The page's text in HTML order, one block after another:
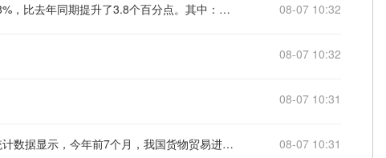
今年前7个月，我国出口机电产品11.12万亿元，增长21.2%，占我国整体出口的63.8%，比去年同期提升了3.8个百分点。其中：电动汽车、锂电池、风力发电机组等绿色低碳产品分别增长71.2%，35.8%，34.8%。3D打印机、工业机器人、船舶分别出口112亿元、73.4亿元、2681.4亿元，分别增长1.1倍、13.2%、32.7%。（央视） 08-07 10:32
08-07 10:32
08-07 10:31
【超30万亿元！今年前7月我国货物贸易进出口延续增长态势】 海关总署今天公布统计数据显示，今年前7个月，我国货物贸易进出口总值30.13万亿元，同比增长了17.3%，延续良好的增长态势。其中，出口17.44万亿元，增长14%；进口12.69万亿元，增长22%。（央视） 08-07 10:31